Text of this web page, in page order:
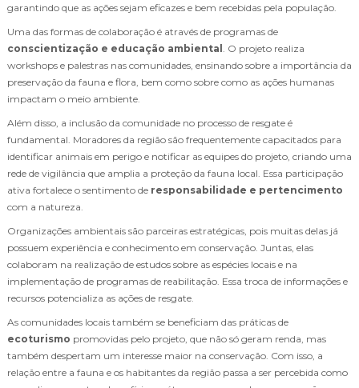
garantindo que as ações sejam eficazes e bem recebidas pela população.
Uma das formas de colaboração é através de programas de
conscientização e educação ambiental . O projeto realiza
workshops e palestras nas comunidades, ensinando sobre a importância da
preservação da fauna e flora, bem como sobre como as ações humanas
impactam o meio ambiente.
Além disso, a inclusão da comunidade no processo de resgate é
fundamental. Moradores da região são frequentemente capacitados para
identificar animais em perigo e notificar as equipes do projeto, criando uma
rede de vigilância que amplia a proteção da fauna local. Essa participação
ativa fortalece o sentimento de responsabilidade e pertencimento
com a natureza.
Organizações ambientais são parceiras estratégicas, pois muitas delas já
possuem experiência e conhecimento em conservação. Juntas, elas
colaboram na realização de estudos sobre as espécies locais e na
implementação de programas de reabilitação. Essa troca de informações e
recursos potencializa as ações de resgate.
As comunidades locais também se beneficiam das práticas de
ecoturismo promovidas pelo projeto, que não só geram renda, mas
também despertam um interesse maior na conservação. Com isso, a
relação entre a fauna e os habitantes da região passa a ser percebida como